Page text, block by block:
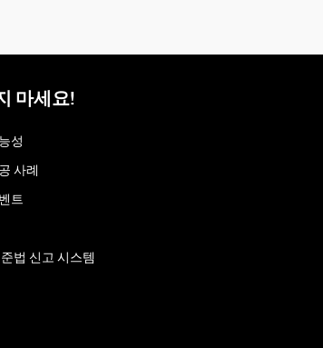
마세요!
성
사례
트
법 신고 시스템